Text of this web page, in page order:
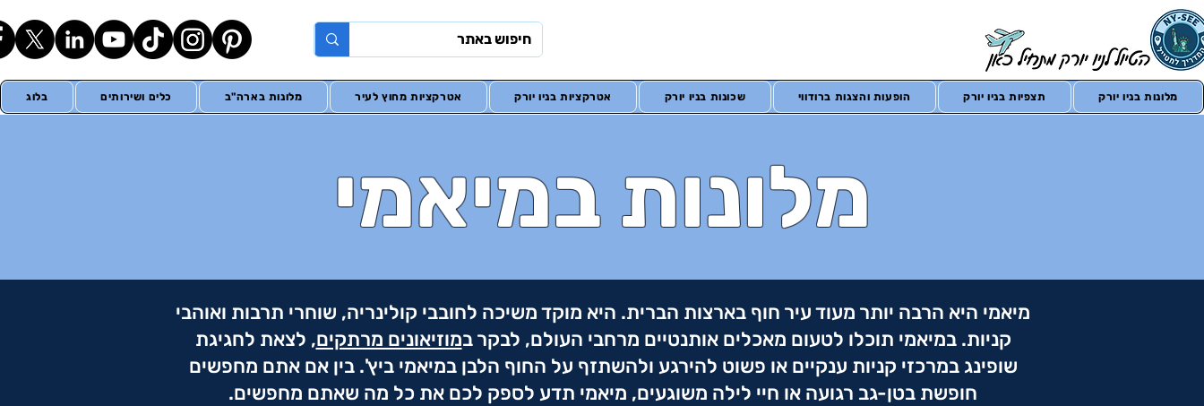
בלוג כלים ושירותים מלונות בארה"ב אטרקציות מחוץ לעיר אטרקציות בניו יורק שכונות בניו יורק הופעות והצגות ברודווי תצפיות בניו יורק מלונות בניו יורק
מלונות במיאמי
מיאמי היא הרבה יותר מעוד עיר חוף בארצות הברית. היא מוקד משיכה לחובבי קולינריה, שוחרי תרבות ואוהבי
קניות. במיאמי תוכלו לטעום מאכלים אותנטיים מרחבי העולם, לבקר במוזיאונים מרתקים, לצאת לחגיגת
שופינג במרכזי קניות ענקיים או פשוט להירגע ולהשתזף על החוף הלבן במיאמי ביץ'. בין אם אתם מחפשים
חופשת בטן-גב רגועה או חיי לילה משוגעים, מיאמי תדע לספק לכם את כל מה שאתם מחפשים.